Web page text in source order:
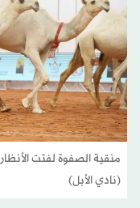
منقية الصفوة لفتت
(نادي الأبل)